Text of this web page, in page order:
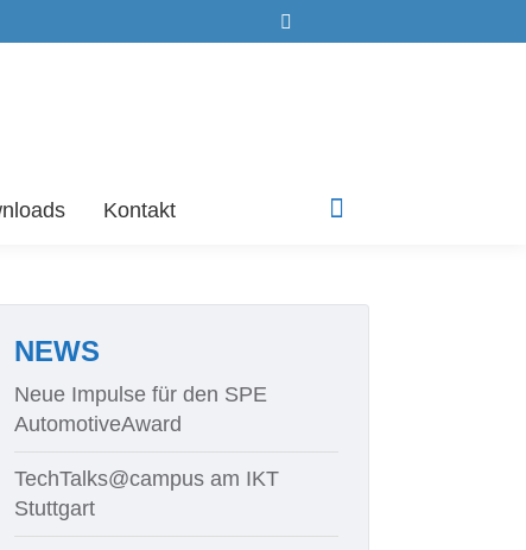
Search:
Kontakt
Linkedin
NEWS
Neue Impulse für den SPE
AutomotiveAward
TechTalks@campus am IKT
Stuttgart